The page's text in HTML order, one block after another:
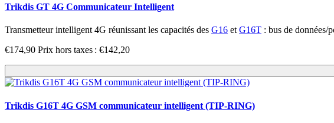
Trikdis GT 4G Communicateur Intelligent
Transmetteur intelligent 4G réunissant les capacités des G16 et G16T : bus de
€174,90 Prix hors taxes : €142,20
Trikdis G16T 4G GSM communicateur intelligent (TIP-RING)